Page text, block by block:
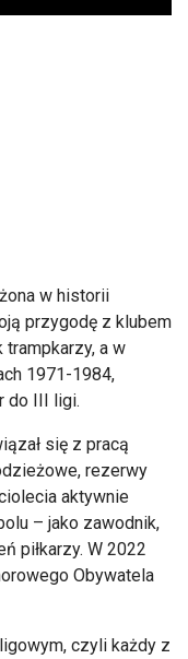
w historii
przygodę z klubem
a w
1971-1984,
do III ligi.
się z pracą
rezerwy
aktywnie
– jako zawodnik,
piłkarzy. W 2022
Obywatela
czyli każdy z